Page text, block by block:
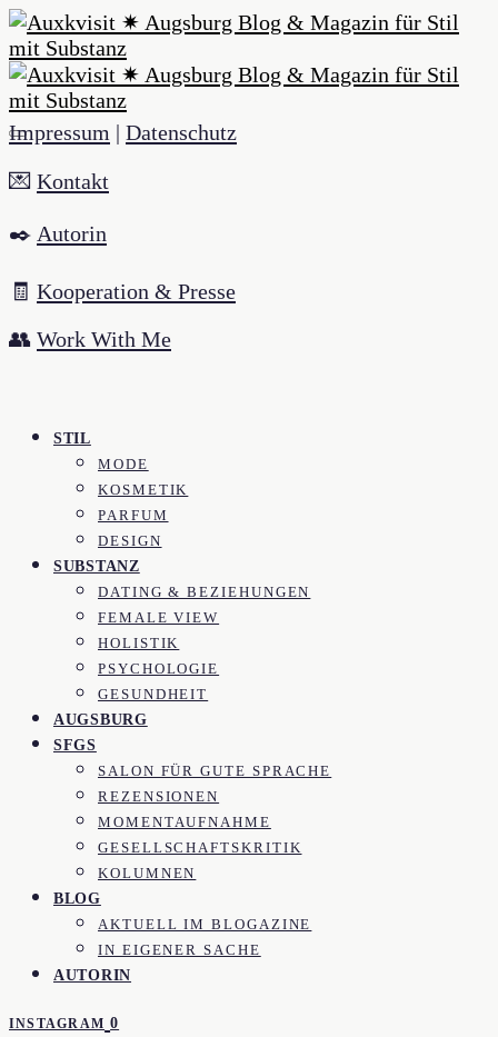
Impressum | Datenschutz
💌 Kontakt
✒️ Autorin
🧾 Kooperation & Presse
👥 Work With Me
STIL
MODE
KOSMETIK
PARFUM
DESIGN
SUBSTANZ
DATING & BEZIEHUNGEN
FEMALE VIEW
HOLISTIK
PSYCHOLOGIE
GESUNDHEIT
AUGSBURG
SFGS
SALON FÜR GUTE SPRACHE
REZENSIONEN
MOMENTAUFNAHME
GESELLSCHAFTSKRITIK
KOLUMNEN
BLOG
AKTUELL IM BLOGAZINE
IN EIGENER SACHE
AUTORIN
INSTAGRAM 0